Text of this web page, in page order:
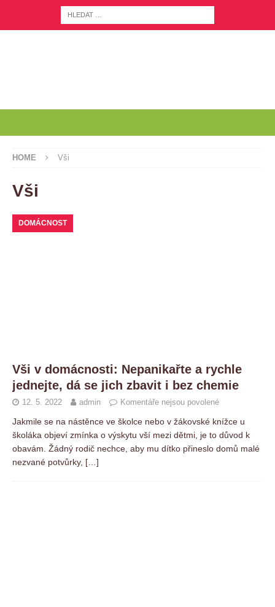
HOME Vši
Vši
DOMÁCNOST
Vši v domácnosti: Nepanikařte a rychle
jednejte, dá se jich zbavit i bez chemie
12. 5. 2022 admin Komentáře nejsou povolené
Jakmile se na nástěnce ve školce nebo v žákovské knížce u
školáka objeví zmínka o výskytu vší mezi dětmi, je to důvod k
obavám. Žádný rodič nechce, aby mu dítko přineslo domů malé
nezvané potvůrky, […]